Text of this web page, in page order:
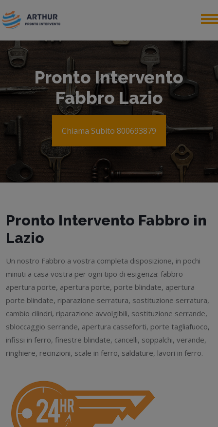
Pronto Intervento
Fabbro Lazio
Chiama Subito 800693879
Pronto Intervento Fabbro in
Lazio
Un nostro Fabbro a vostra completa disposizione, in pochi
minuti a casa vostra per ogni tipo di esigenza: fabbro
apertura porte, apertura porte, porte blindate, apertura
porte blindate, riparazione serratura, sostituzione serratura,
cambio cilindri, riparazione avvolgibili, sostituzione serrande,
sbloccaggio serrande, apertura casseforti, porte tagliafuoco,
infissi in ferro, finestre blindate, cancelli, soppalchi, verande,
ringhiere, recinzioni, scale in ferro, saldature, lavori in ferro.